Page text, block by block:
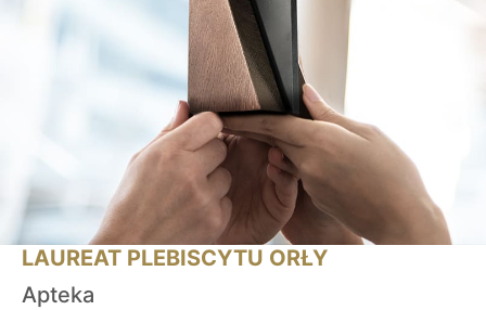
LAUREAT PLEBISCYTU ORŁY
Apteka